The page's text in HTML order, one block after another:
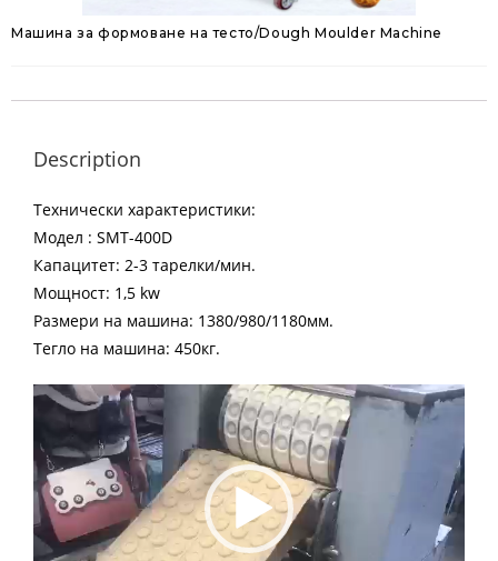
Машина за формоване на тесто/Dough Moulder Machine
Description
Технически характеристики:
Модел : SMT-400D
Капацитет: 2-3 тарелки/мин.
Мощност: 1,5 kw
Размери на машина: 1380/980/1180мм.
Тегло на машина: 450кг.
Video
Player